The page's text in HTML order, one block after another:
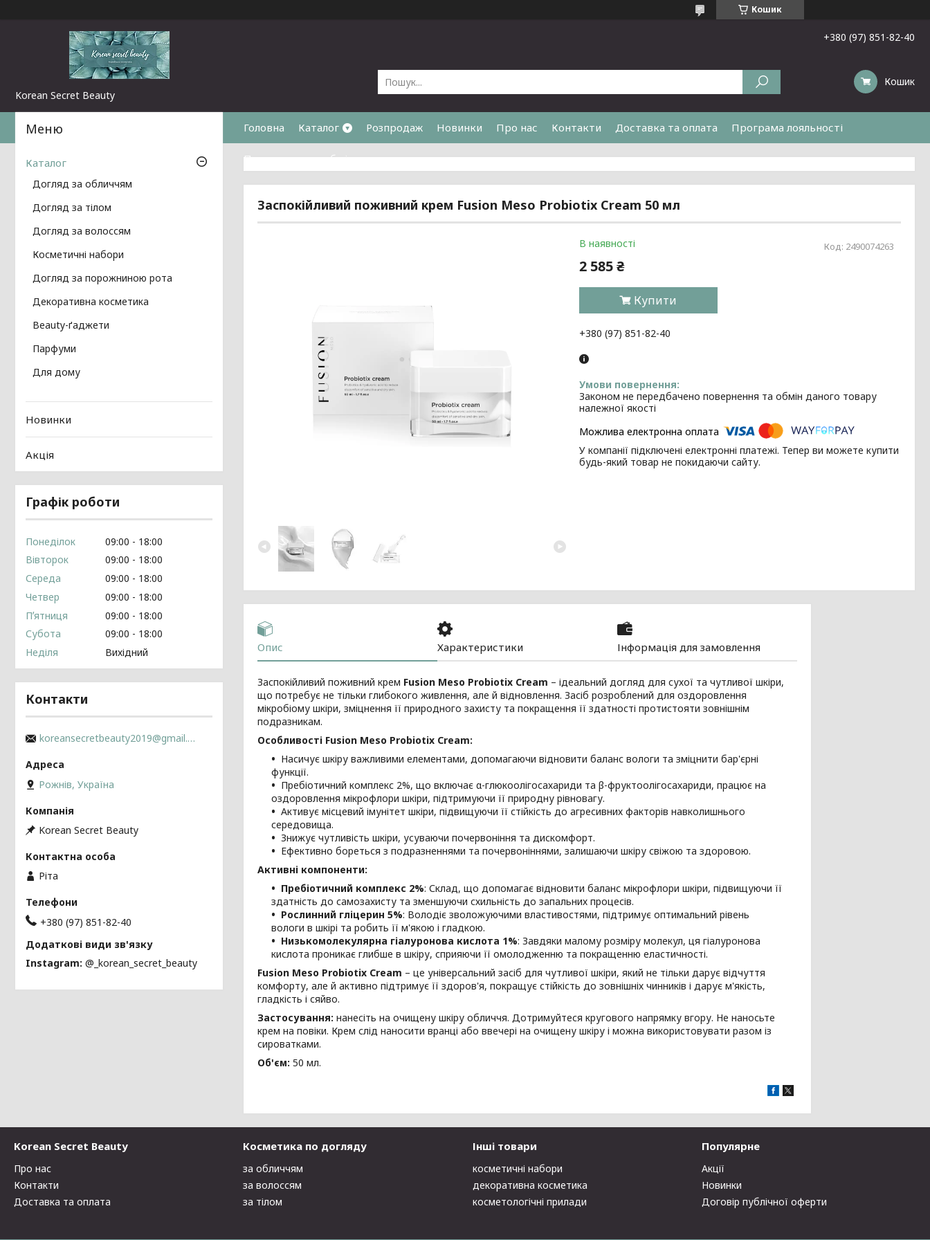
Кошик
Korean Secret Beauty
+380 (97) 851-82-40
Кошик
Головна Каталог Розпродаж Новинки Про нас Контакти Доставка та оплата Програма лояльності
Повернення та обмін
Заспокійливий поживний крем Fusion Meso Probiotix Cream 50 мл
В наявності Код: 2490074263
2 585 ₴
Купити
+380 (97) 851-82-40
Законом не передбачено повернення та обмін даного товару
належної якості
У компанії підключені електронні платежі. Тепер ви можете купити
будь-який товар не покидаючи сайту.
Опис Характеристики Інформація для замовлення
Заспокійливий поживний крем Fusion Meso Probiotix Cream – ідеальний догляд для сухої та чутливої шкіри,
що потребує не тільки глибокого живлення, але й відновлення. Засіб розроблений для оздоровлення
мікробіому шкіри, зміцнення її природного захисту та покращення її здатності протистояти зовнішнім
подразникам.
Особливості Fusion Meso Probiotix Cream:
Насичує шкіру важливими елементами, допомагаючи відновити баланс вологи та зміцнити бар'єрні
функції.
Пребіотичний комплекс 2%, що включає α-глюкоолігосахариди та β-фруктоолігосахариди, працює на
оздоровлення мікрофлори шкіри, підтримуючи її природну рівновагу.
Активує місцевий імунітет шкіри, підвищуючи її стійкість до агресивних факторів навколишнього
середовища.
Знижує чутливість шкіри, усуваючи почервоніння та дискомфорт.
Ефективно бореться з подразненнями та почервоніннями, залишаючи шкіру свіжою та здоровою.
Активні компоненти:
Пребіотичний комплекс 2%: Склад, що допомагає відновити баланс мікрофлори шкіри, підвищуючи її
здатність до самозахисту та зменшуючи схильність до запальних процесів.
Рослинний гліцерин 5%: Володіє зволожуючими властивостями, підтримує оптимальний рівень
вологи в шкірі та робить її м'якою і гладкою.
Низькомолекулярна гіалуронова кислота 1%: Завдяки малому розміру молекул, ця гіалуронова
кислота проникає глибше в шкіру, сприяючи її омолодженню та покращенню еластичності.
Fusion Meso Probiotix Cream – це універсальний засіб для чутливої шкіри, який не тільки дарує відчуття
комфорту, але й активно підтримує її здоров'я, покращує стійкість до зовнішніх чинників і дарує м'якість,
гладкість і сяйво.
Застосування: нанесіть на очищену шкіру обличчя. Дотримуйтеся кругового напрямку вгору. Не наносьте
крем на повіки. Крем слід наносити вранці або ввечері на очищену шкіру і можна використовувати разом із
сироватками.
Об'єм: 50 мл.
Каталог
Догляд за обличчям
Догляд за тілом
Догляд за волоссям
Косметичні набори
Догляд за порожниною рота
Декоративна косметика
Beauty-ґаджети
Парфуми
Для дому
Новинки
Акція
Графік роботи
Понеділок 09:00
18:00
Вівторок
09:00
18:00
Середа
09:00
18:00
Четвер
09:00
18:00
Пʼятниця
09:00
18:00
Субота
09:00
18:00
Неділя
Вихідний
Контакти
koreansecretbeauty2019@gmail.com
Рожнів, Україна
Korean Secret Beauty
Ріта
+380 (97) 851-82-40
Instagram @_korean_secret_beauty
Korean Secret Beauty
Про нас
Контакти
Доставка та оплата
Косметика по догляду
за обличчям
за волоссям
за тілом
Інші товари
косметичні набори
декоративна косметика
косметологічні прилади
Популярне
Акції
Новинки
Договір публічної оферти